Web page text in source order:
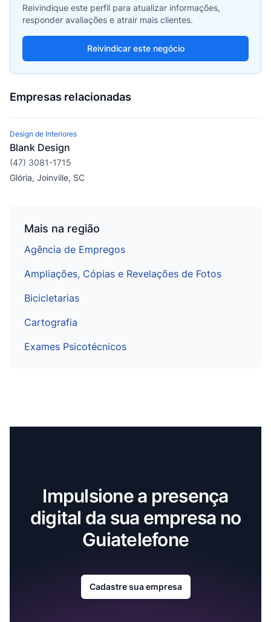
Reivindique este perfil para atualizar informações,
responder avaliações e atrair mais clientes.
Reivindicar este negócio
Empresas relacionadas
Design de Interiores
Blank Design
(47) 3081-1715
Glória, Joinville, SC
Mais na região
Agência de Empregos
Ampliações, Cópias e Revelações de Fotos
Bicicletarias
Cartografia
Exames Psicotécnicos
Impulsione a presença
digital da sua empresa no
Guiatelefone
Cadastre sua empresa